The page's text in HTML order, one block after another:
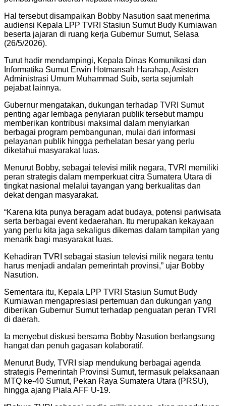
Hal tersebut disampaikan Bobby Nasution saat menerima
audiensi Kepala LPP TVRI Stasiun Sumut Budy Kurniawan
beserta jajaran di ruang kerja Gubernur Sumut, Selasa
(26/5/2026).
Turut hadir mendampingi, Kepala Dinas Komunikasi dan
Informatika Sumut Erwin Hotmansah Harahap, Asisten
Administrasi Umum Muhammad Suib, serta sejumlah
pejabat lainnya.
Gubernur mengatakan, dukungan terhadap TVRI Sumut
penting agar lembaga penyiaran publik tersebut mampu
memberikan kontribusi maksimal dalam menyiarkan
berbagai program pembangunan, mulai dari informasi
pelayanan publik hingga perhelatan besar yang perlu
diketahui masyarakat luas.
Menurut Bobby, sebagai televisi milik negara, TVRI memiliki
peran strategis dalam memperkuat citra Sumatera Utara di
tingkat nasional melalui tayangan yang berkualitas dan
dekat dengan masyarakat.
“Karena kita punya beragam adat budaya, potensi pariwisata
serta berbagai event kedaerahan. Itu merupakan kekayaan
yang perlu kita jaga sekaligus dikemas dalam tampilan yang
menarik bagi masyarakat luas.
Kehadiran TVRI sebagai stasiun televisi milik negara tentu
harus menjadi andalan pemerintah provinsi,” ujar Bobby
Nasution.
Sementara itu, Kepala LPP TVRI Stasiun Sumut Budy
Kurniawan mengapresiasi pertemuan dan dukungan yang
diberikan Gubernur Sumut terhadap penguatan peran TVRI
di daerah.
Ia menyebut diskusi bersama Bobby Nasution berlangsung
hangat dan penuh gagasan kolaboratif.
Menurut Budy, TVRI siap mendukung berbagai agenda
strategis Pemerintah Provinsi Sumut, termasuk pelaksanaan
MTQ ke-40 Sumut, Pekan Raya Sumatera Utara (PRSU),
hingga ajang Piala AFF U-19.